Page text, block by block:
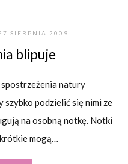
SIERPNIA 2009
blipuje
natury
szybko podzielić się nimi ze
na osobną notkę. Notki
mogą…